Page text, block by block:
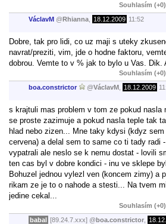
Souhlasím (+0)
VáclavM @Rhianna 18.12.2009 11:52
Dobre, tak pro lidi, co uz maji s uteky
navrat/preziti, vim, jde o hodne faktoru,
dobrou. Vemte to v % jak to bylo u Vas. Dik.
Souhlasím (+0)
boa.constrictor @VáclavM 18.12.2009
s krajtuli mas problem v tom ze pokud nasla
se proste zazimuje a pokud nasla teple tak
hlad nebo zizen... Mne taky kdysi (kdyz
cervena) a delal sem to same co ti tady radi
vypatrali ale neslo se k nemu dostat - lovili
ten cas byl v dobre kondici - inu ve sklepe
Bohuzel jednou vylezl ven (koncem zimy) a
rikam ze je to o nahode a stesti... Na tvem
jedine cekal...
Souhlasím (+0)
babal [89.24.7.xxx] @boa.constrictor